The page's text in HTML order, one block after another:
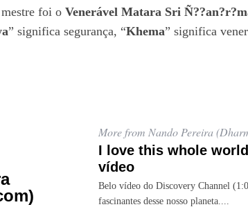
foi o Venerável Matara Sri
” significa segurança, “Khema” significa
More from Nando Pereira
I love this whole
vídeo
Belo vídeo do Discovery Channel
fascinantes desse nosso planeta....